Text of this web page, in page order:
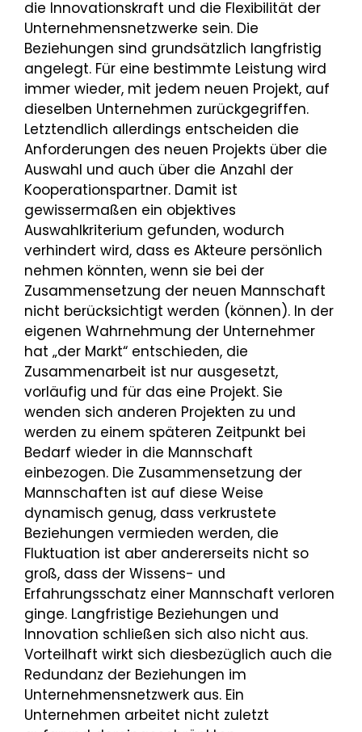
die Innovationskraft und die Flexibilität der
Unternehmensnetzwerke sein. Die
Beziehungen sind grundsätzlich langfristig
angelegt. Für eine bestimmte Leistung wird
immer wieder, mit jedem neuen Projekt, auf
dieselben Unternehmen zurückgegriffen.
Letztendlich allerdings entscheiden die
Anforderungen des neuen Projekts über die
Auswahl und auch über die Anzahl der
Kooperationspartner. Damit ist
gewissermaßen ein objektives
Auswahlkriterium gefunden, wodurch
verhindert wird, dass es Akteure persönlich
nehmen könnten, wenn sie bei der
Zusammensetzung der neuen Mannschaft
nicht berücksichtigt werden (können). In der
eigenen Wahrnehmung der Unternehmer
hat „der Markt“ entschieden, die
Zusammenarbeit ist nur ausgesetzt,
vorläufig und für das eine Projekt. Sie
wenden sich anderen Projekten zu und
werden zu einem späteren Zeitpunkt bei
Bedarf wieder in die Mannschaft
einbezogen. Die Zusammensetzung der
Mannschaften ist auf diese Weise
dynamisch genug, dass verkrustete
Beziehungen vermieden werden, die
Fluktuation ist aber andererseits nicht so
groß, dass der Wissens- und
Erfahrungsschatz einer Mannschaft verloren
ginge. Langfristige Beziehungen und
Innovation schließen sich also nicht aus.
Vorteilhaft wirkt sich diesbezüglich auch die
Redundanz der Beziehungen im
Unternehmensnetzwerk aus. Ein
Unternehmen arbeitet nicht zuletzt